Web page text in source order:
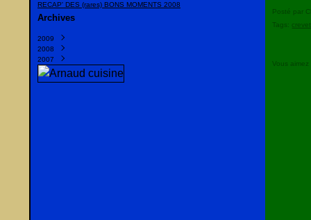
RECAP' DES (rares) BONS MOMENTS 2008
Archives
2009
Mars
Février
Janvier(10)
2008
Décembre
Novembre(10)
2007
Décembre(20)
Posté par
Tags:
Vous aimez